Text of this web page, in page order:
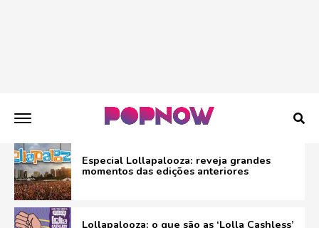
Especial Lollapalooza: reveja grandes
momentos das edições anteriores
Lollapalooza: o que são as ‘Lolla Cashless’